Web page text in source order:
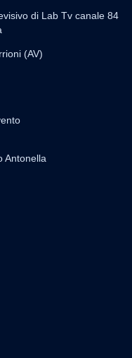
di Lab Tv canale 84
(AV)
Antonella